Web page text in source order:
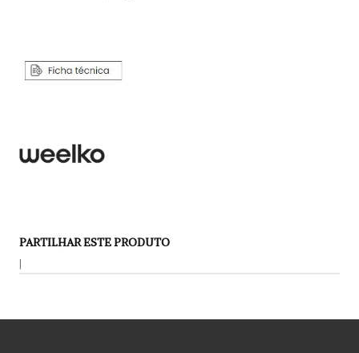
PARTILHAR ESTE PRODUTO
|